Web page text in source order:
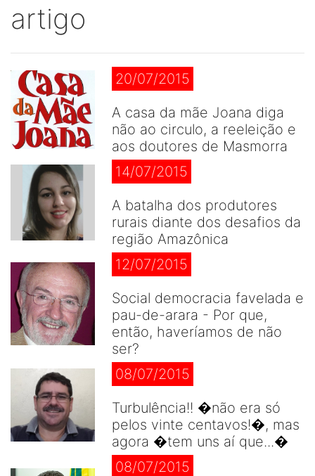
artigo
20/07/2015
A casa da mãe Joana diga
não ao circulo, a reeleição e
aos doutores de Masmorra
14/07/2015
A batalha dos produtores
rurais diante dos desafios da
região Amazônica
12/07/2015
Social democracia favelada e
pau-de-arara - Por que,
então, haveríamos de não
ser?
08/07/2015
Turbulência!! �não era só
pelos vinte centavos!�, mas
agora �tem uns aí que...�
08/07/2015